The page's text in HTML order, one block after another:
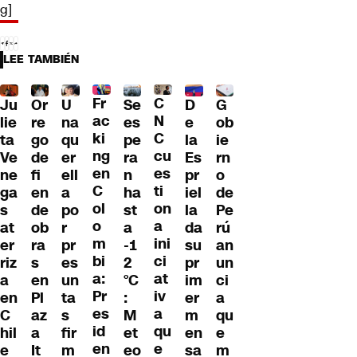
g]
LEE TAMBIÉN
Ju
lie
ta
Ve
ne
ga
s
at
er
riz
a
en
C
hil
e
Or
re
go
de
fi
en
de
ob
ra
s
en
Pl
az
a
It
U
na
qu
er
ell
a
po
r
pr
es
un
ta
s
fir
m
Fr
ac
ki
ng
en
C
ol
o
m
bi
a:
Pr
es
id
en
Se
es
pe
ra
n
ha
st
a
-1
2
°C
:
M
et
eo
C
N
C
cu
es
ti
on
a
ini
ci
at
iv
a
qu
e
D
e
la
Es
pr
iel
la
da
su
pr
im
er
m
en
sa
G
ob
ie
rn
o
de
Pe
rú
an
un
ci
a
qu
e
m